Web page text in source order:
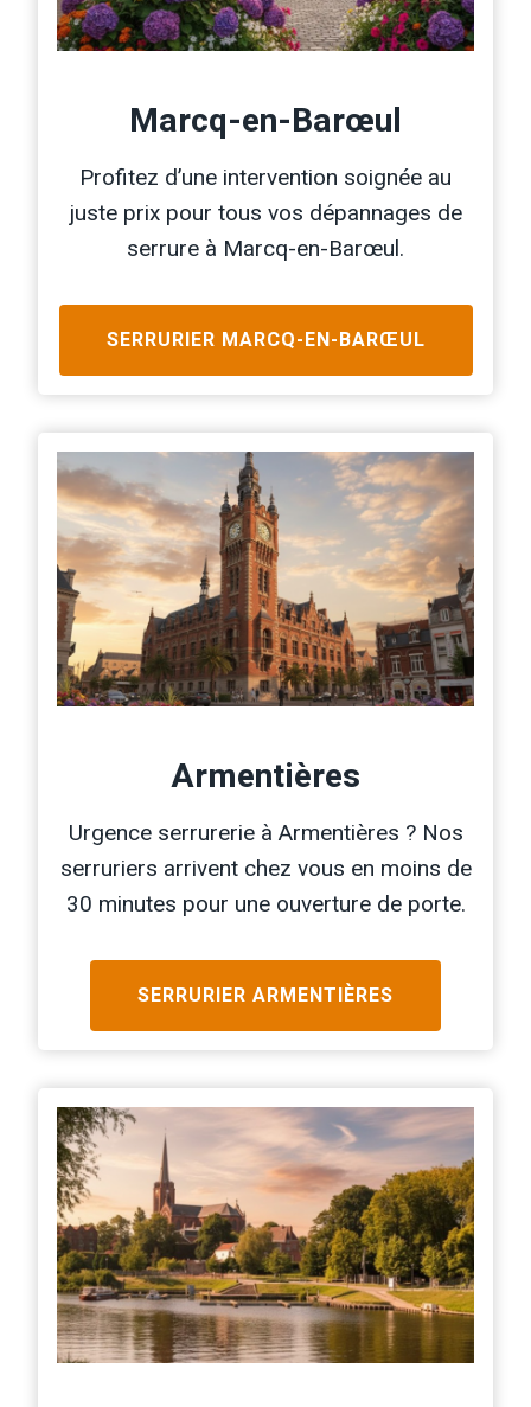
Marcq-en-Barœul
Profitez d’une intervention soignée au
juste prix pour tous vos dépannages de
serrure à Marcq-en-Barœul.
SERRURIER MARCQ-EN-BARŒUL
Armentières
Urgence serrurerie à Armentières ? Nos
serruriers arrivent chez vous en moins de
30 minutes pour une ouverture de porte.
SERRURIER ARMENTIÈRES